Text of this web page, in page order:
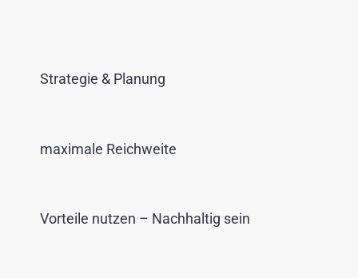
Strategie & Planung
maximale Reichweite
Vorteile nutzen – Nachhaltig sein